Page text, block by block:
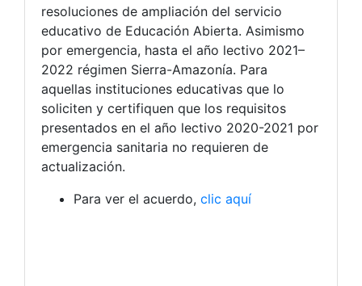
resoluciones de ampliación del servicio
educativo de Educación Abierta. Asimismo
por emergencia, hasta el año lectivo 2021–
2022 régimen Sierra-Amazonía. Para
aquellas instituciones educativas que lo
soliciten y certifiquen que los requisitos
presentados en el año lectivo 2020-2021 por
emergencia sanitaria no requieren de
actualización.
Para ver el acuerdo, clic aquí